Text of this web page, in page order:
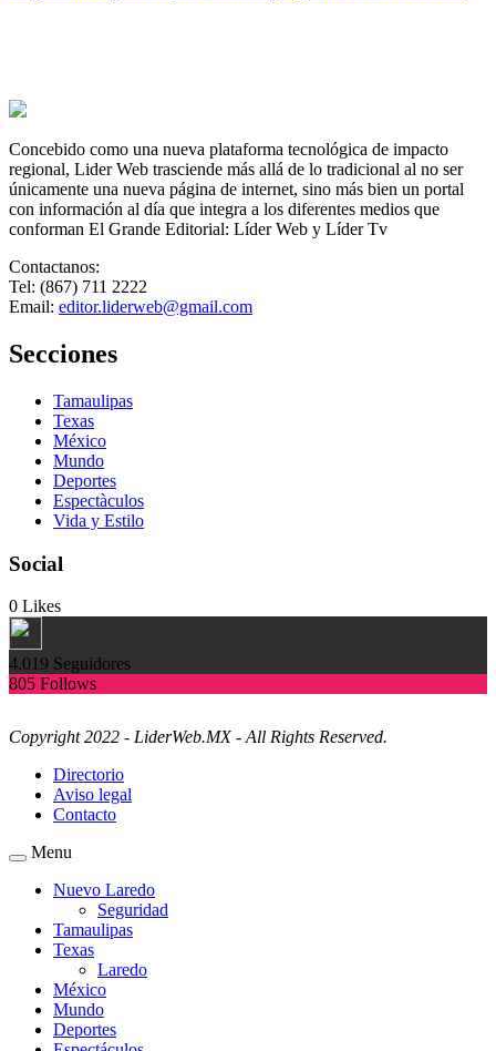
Concebido como una nueva plataforma tecnológica de impacto
regional, Lider Web trasciende más allá de lo tradicional al no ser
únicamente una nueva página de internet, sino más bien un portal
con información al día que integra a los diferentes medios que
conforman El Grande Editorial: Líder Web y Líder Tv
Contactanos:
Tel: (867) 711 2222
Email: editor.liderweb@gmail.com
Secciones
Tamaulipas
Texas
México
Mundo
Deportes
Espectàculos
Vida y Estilo
Social
0 Likes
4.019 Seguidores
805 Follows
Copyright 2022 - LiderWeb.MX - All Rights Reserved.
Directorio
Aviso legal
Contacto
Menu
Nuevo Laredo
Seguridad
Tamaulipas
Texas
Laredo
México
Mundo
Deportes